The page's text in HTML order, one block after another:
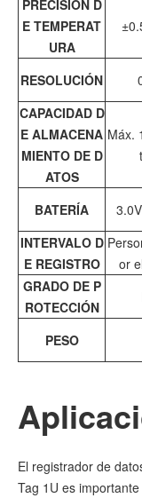
PRECISIÓN D
E TEMPERAT
URA
RESOLUCIÓN
CAPACIDAD D
E ALMACENA
MIENTO DE D
ATOS
Máx.
BATERÍA
INTERVALO D
E REGISTRO
or
GRADO DE P
ROTECCIÓN
PESO
El registrador de
Tag 1U es